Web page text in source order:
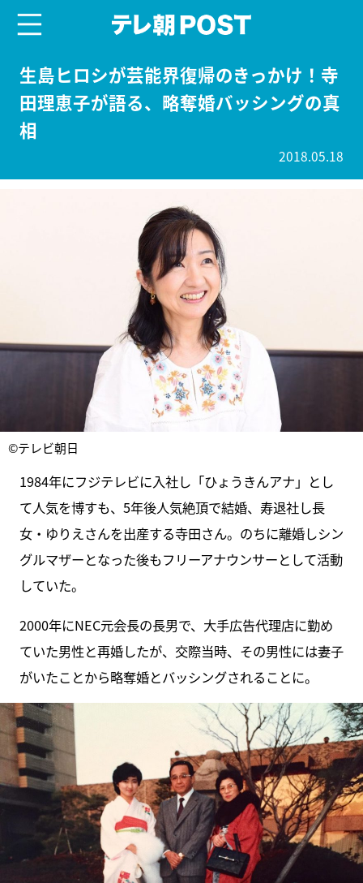
生島ヒロシが芸能界復帰のきっかけ！寺
田理恵子が語る、略奪婚バッシングの真
相
2018.05.18
©テレビ朝日
1984年にフジテレビに入社し「ひょうきんアナ」とし
て人気を博すも、5年後人気絶頂で結婚、寿退社し長
女・ゆりえさんを出産する寺田さん。のちに離婚しシン
グルマザーとなった後もフリーアナウンサーとして活動
していた。
2000年にNEC元会長の長男で、大手広告代理店に勤め
ていた男性と再婚したが、交際当時、その男性には妻子
がいたことから略奪婚とバッシングされることに。